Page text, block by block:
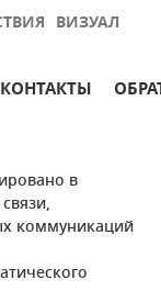
ВИЗУАЛ
КОНТАКТЫ
в
коммуникаций